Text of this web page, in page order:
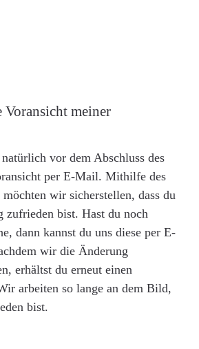
Voransicht meiner
vor dem Abschluss des
per E-Mail. Mithilfe des
wir sicherstellen, dass du
zufrieden bist. Hast du noch
dann kannst du uns diese per E-
wir die Änderung
erhältst du erneut einen
arbeiten so lange an dem Bild,
bist.